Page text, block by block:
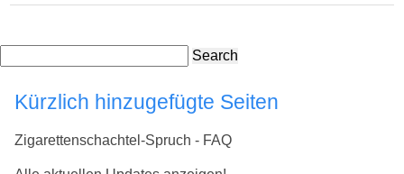
Search
Kürzlich hinzugefügte Seiten
Zigarettenschachtel-Spruch - FAQ